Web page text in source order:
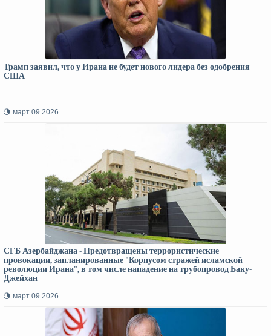
Трамп заявил, что у Ирана не будет нового лидера без одобрения
США
март 09 2026
СГБ Азербайджана - Предотвращены террористические
провокации, запланированные "Корпусом стражей исламской
революции Ирана", в том числе нападение на трубопровод Баку-
Джейхан
март 09 2026